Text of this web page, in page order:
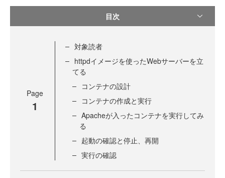
目次
Page
1
対象読者
httpdイメージを使ったWebサーバーを立
てる
コンテナの設計
コンテナの作成と実行
Apacheが入ったコンテナを実行してみ
る
起動の確認と停止、再開
実行の確認